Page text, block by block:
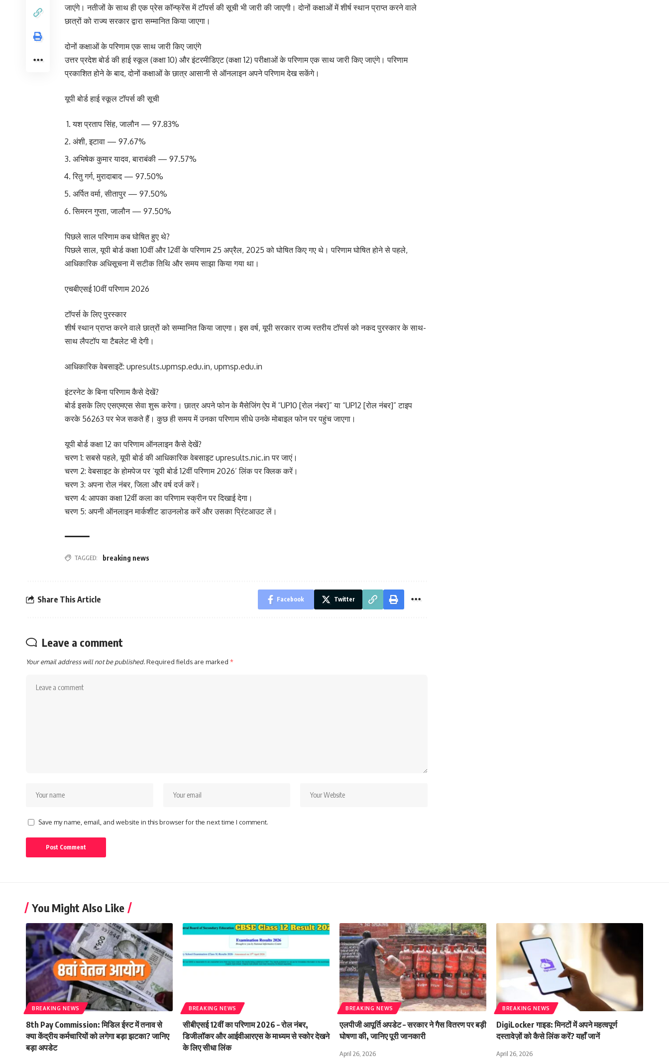
जाएंगे। नतीजों के साथ ही एक प्रेस कॉन्फ्रेंस में टॉपर्स की सूची भी जारी की जाएगी। दोनों कक्षाओं में शीर्ष स्थान प्राप्त करने वाले
छात्रों को राज्य सरकार द्वारा सम्मानित किया जाएगा।
दोनों कक्षाओं के परिणाम एक साथ जारी किए जाएंगे
उत्तर प्रदेश बोर्ड की हाई स्कूल (कक्षा 10) और इंटरमीडिएट (कक्षा 12) परीक्षाओं के परिणाम एक साथ जारी किए जाएंगे। परिणाम
प्रकाशित होने के बाद, दोनों कक्षाओं के छात्र आसानी से ऑनलाइन अपने परिणाम देख सकेंगे।
यूपी बोर्ड हाई स्कूल टॉपर्स की सूची
यश प्रताप सिंह, जालौन — 97.83%
अंशी, इटावा — 97.67%
अभिषेक कुमार यादव, बाराबंकी — 97.57%
रितु गर्ग, मुरादाबाद — 97.50%
अर्पित वर्मा, सीतापुर — 97.50%
सिमरन गुप्ता, जालौन — 97.50%
पिछले साल परिणाम कब घोषित हुए थे?
पिछले साल, यूपी बोर्ड कक्षा 10वीं और 12वीं के परिणाम 25 अप्रैल, 2025 को घोषित किए गए थे। परिणाम घोषित होने से पहले,
आधिकारिक अधिसूचना में सटीक तिथि और समय साझा किया गया था।
एचबीएसई 10वीं परिणाम 2026
टॉपर्स के लिए पुरस्कार
शीर्ष स्थान प्राप्त करने वाले छात्रों को सम्मानित किया जाएगा। इस वर्ष, यूपी सरकार राज्य स्तरीय टॉपर्स को नकद पुरस्कार के साथ-
साथ लैपटॉप या टैबलेट भी देगी।
आधिकारिक वेबसाइटें: upresults.upmsp.edu.in, upmsp.edu.in
इंटरनेट के बिना परिणाम कैसे देखें?
बोर्ड इसके लिए एसएमएस सेवा शुरू करेगा। छात्र अपने फोन के मैसेजिंग ऐप में “UP10 [रोल नंबर]” या “UP12 [रोल नंबर]” टाइप
करके 56263 पर भेज सकते हैं। कुछ ही समय में उनका परिणाम सीधे उनके मोबाइल फोन पर पहुंच जाएगा।
यूपी बोर्ड कक्षा 12 का परिणाम ऑनलाइन कैसे देखें?
चरण 1: सबसे पहले, यूपी बोर्ड की आधिकारिक वेबसाइट upresults.nic.in पर जाएं।
चरण 2: वेबसाइट के होमपेज पर ‘यूपी बोर्ड 12वीं परिणाम 2026’ लिंक पर क्लिक करें।
चरण 3: अपना रोल नंबर, जिला और वर्ष दर्ज करें।
चरण 4: आपका कक्षा 12वीं कला का परिणाम स्क्रीन पर दिखाई देगा।
चरण 5: अपनी ऑनलाइन मार्कशीट डाउनलोड करें और उसका प्रिंटआउट लें।
TAGGED: breaking news
Share This Article Facebook Twitter
Leave a comment
Your email address will not be published.Required fields are marked *
Save my name, email, and website in this browser for the next time I comment.
You Might Also Like
BREAKING NEWS
8th Pay Commission: मिडिल ईस्ट में तनाव से
क्या केंद्रीय कर्मचारियों को लगेगा बड़ा झटका? जानिए
बड़ा अपडेट
BREAKING NEWS
सीबीएसई 12वीं का परिणाम 2026 – रोल नंबर,
डिजीलॉकर और आईवीआरएस के माध्यम से स्कोर देखने
के लिए सीधा लिंक
BREAKING NEWS
एलपीजी आपूर्ति अपडेट – सरकार ने गैस वितरण पर बड़ी
घोषणा की, जानिए पूरी जानकारी
April 26, 2026
BREAKING NEWS
DigiLocker गाइड: मिनटों में अपने महत्वपूर्ण
दस्तावेज़ों को कैसे लिंक करें? यहाँ जानें
April 26, 2026